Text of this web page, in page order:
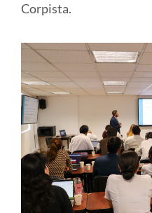
Corpista.